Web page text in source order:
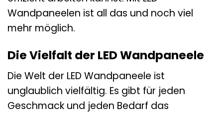
Wandpaneelen ist all das und noch viel
mehr möglich.
Die Vielfalt der LED Wandpaneele
Die Welt der LED Wandpaneele ist
unglaublich vielfältig. Es gibt für jeden
Geschmack und jeden Bedarf das